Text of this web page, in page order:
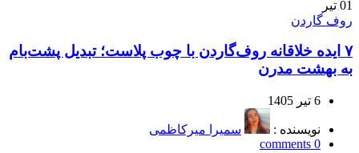
01 تیر
روف گاردن
۷ ایده خلاقانه روف‌گاردن با چوب پلاست؛ تبدیل پشت‌بام
به بهشت مدرن
6 تیر 1405
نویسنده :
سمیرا میرکاظمی
0
comments